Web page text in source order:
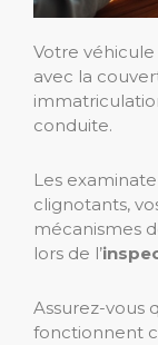
Votre
avec la
conduite.
Les
clignotants,
mécanismes
lors de l’
Assurez-vous
fonctionnent